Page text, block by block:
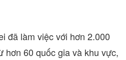
đã làm việc với hơn 2.000
hơn 60 quốc gia và khu vực,